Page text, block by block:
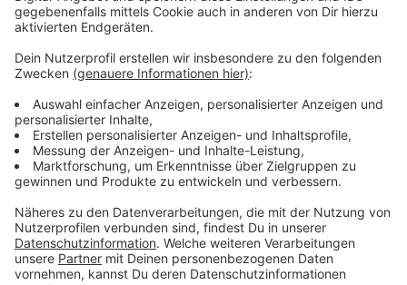
kanadischen Calgary, die ersten Lebensjahre hatte sie
im Oman verbracht. Sie machte sich als kompetitive
Tänzerin einen Namen und belegte in der 13. Staffel
der FOX-Serie "So You Think You Can Dance" den
zweiten Platz. Bei den renommierten Dance Awards
wurde sie dreimal als "The Best Dancer"
ausgezeichnet und trat bereits in der TV-Show "Ellen"
und den Teen Choice Awards auf.